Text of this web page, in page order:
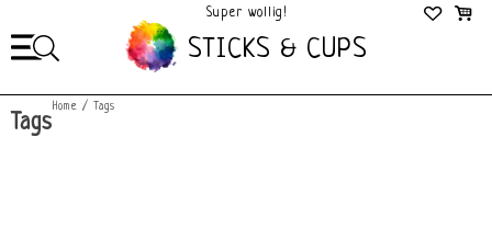
Super wollig!
Mega Gezellig!
STICKS & CUPS
Tags
Home / Tags